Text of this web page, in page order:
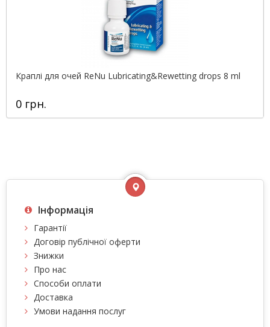
Краплі для очей ReNu Lubricating&Rewetting drops 8 ml
0 грн.
Інформація
Гарантії
Договір публічної оферти
Знижки
Про нас
Способи оплати
Доставка
Умови надання послуг